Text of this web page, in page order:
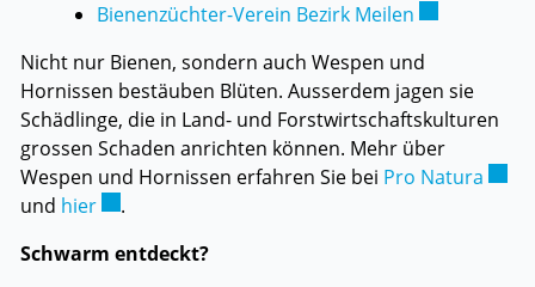
Bienenzüchter-Verein Bezirk Meilen
Nicht nur Bienen, sondern auch Wespen und
Hornissen bestäuben Blüten. Ausserdem jagen sie
Schädlinge, die in Land- und Forstwirtschaftskulturen
grossen Schaden anrichten können. Mehr über
Wespen und Hornissen erfahren Sie bei Pro Natura
und hierExterner Link wird in einem neuen Fenster
.
Schwarm entdeckt?